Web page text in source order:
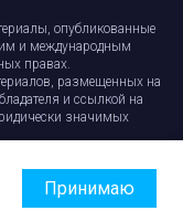
опубликованные
и международным
правах.
размещенных на
и ссылкой на
значимых
данных
Принимаю